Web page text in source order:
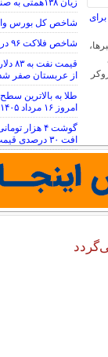
زیان ۱۳۸همتی به صندوق بازنشستگی نفت
شاخص کل بورس وارد کانال 5.5
شاخص فلاکت ۹۶ درصدی «آتش زیر خاکستر» است
از عربستان صفر
طلا به بالاترین
امروز ۱۶ مرداد ۱۴۰۵
گوشت ۴ هزار
افت ۳۰ درصدی قیمت دام، گوشت ارزان نمی‌شود؟